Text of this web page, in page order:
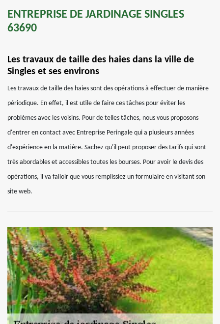
ENTREPRISE DE JARDINAGE SINGLES
63690
Les travaux de taille des haies dans la ville de
Singles et ses environs
Les travaux de taille des haies sont des opérations à effectuer de manière
périodique. En effet, il est utile de faire ces tâches pour éviter les
problèmes avec les voisins. Pour de telles tâches, nous vous proposons
d'entrer en contact avec Entreprise Peringale qui a plusieurs années
d'expérience en la matière. Sachez qu'il peut proposer des tarifs qui sont
très abordables et accessibles toutes les bourses. Pour avoir le devis des
opérations, il va falloir que vous remplissiez un formulaire en visitant son
site web.